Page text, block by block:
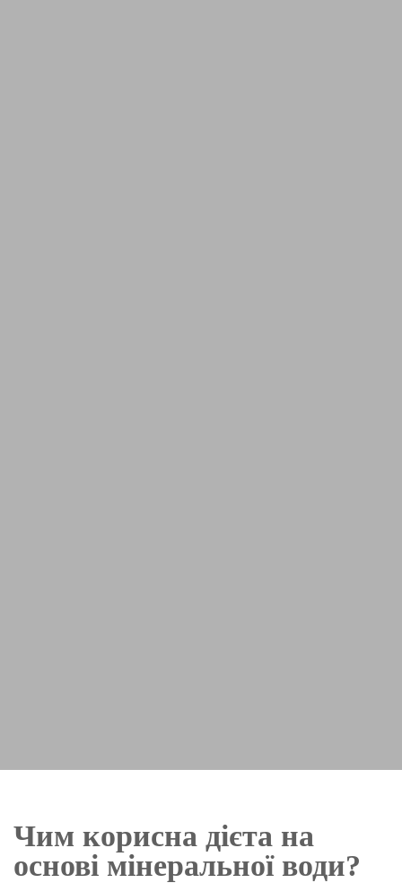
Чим корисна дієта на
основі мінеральної води?